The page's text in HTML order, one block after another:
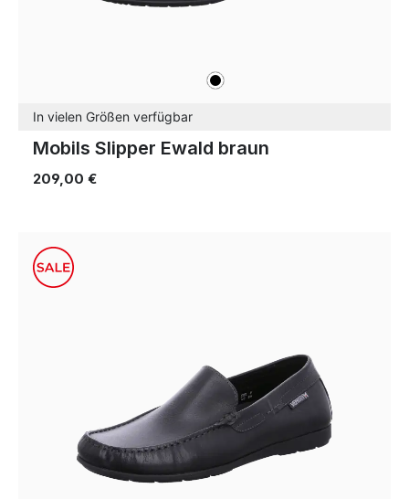
schwarz
In vielen Größen verfügbar
Mobils Slipper Ewald braun
209,00 €